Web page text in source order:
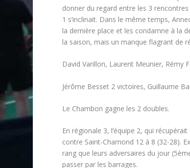
donner du regard entre les 3
1 s’inclinait. Dans le même temps,
la dernière place et les condamne à la
la saison, mais un manque flagrant de
David Varillon, Laurent Meunier, Rémy
Jérôme Besset 2 victoires, Guillaume
Le Chambon gagne les 2 doubles.
En régionale 3, l’équipe 2, qui
contre Saint-Chamond 12 à 8 (32-28).
rang que leurs adversaires du jour
passer par les barrages.